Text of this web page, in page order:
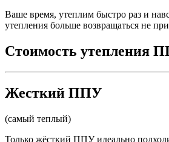
Ваше время, утеплим быстро раз и
утепления больше возвращаться не
Стоимость утепления
Жесткий ППУ
(самый теплый)
Только жёсткий ППУ идеально